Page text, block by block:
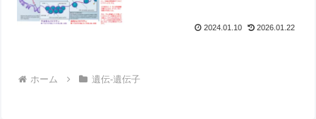
2024.01.10 2026.01.22
ホーム 遺伝-遺伝子